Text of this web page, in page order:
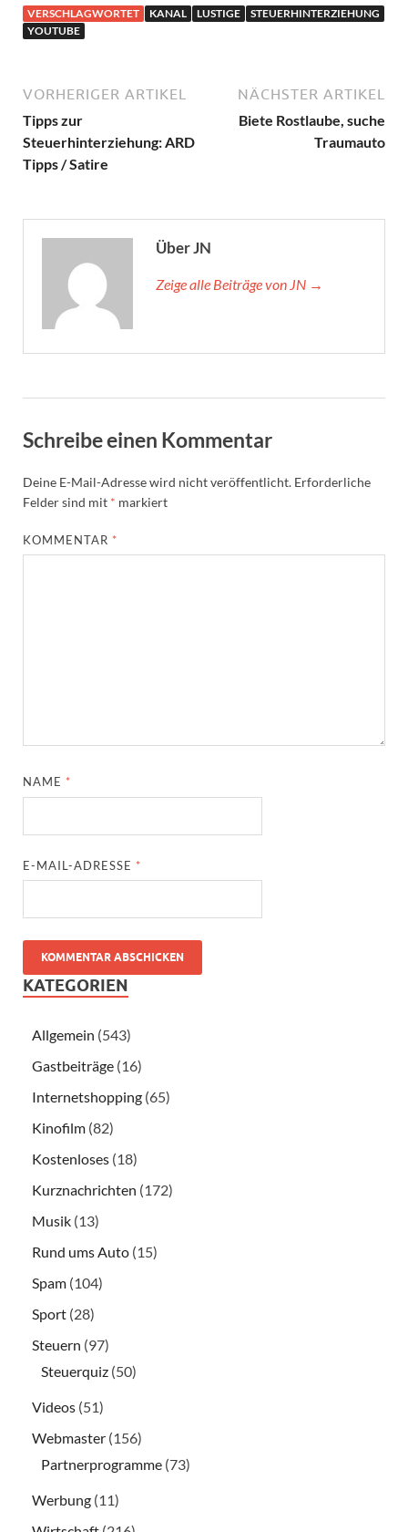
VERSCHLAGWORTET KANAL LUSTIGE
STEUERHINTERZIEHUNG
YOUTUBE
VORHERIGER ARTIKEL
Tipps zur
Steuerhinterziehung: ARD
Tipps / Satire
NÄCHSTER ARTIKEL
Biete Rostlaube, suche
Traumauto
Über JN
Zeige alle Beiträge von JN →
Schreibe einen Kommentar
Deine E-Mail-Adresse wird nicht veröffentlicht. Erforderliche
Felder sind mit * markiert
KOMMENTAR *
NAME *
E-MAIL-ADRESSE *
KATEGORIEN
Allgemein (543)
Gastbeiträge (16)
Internetshopping (65)
Kinofilm (82)
Kostenloses (18)
Kurznachrichten (172)
Musik (13)
Rund ums Auto (15)
Spam (104)
Sport (28)
Steuern (97)
Steuerquiz (50)
Videos (51)
Webmaster (156)
Partnerprogramme (73)
Werbung (11)